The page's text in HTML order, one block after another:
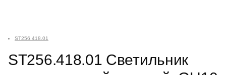
ST256.418.01
ST256.418.01 Светильник